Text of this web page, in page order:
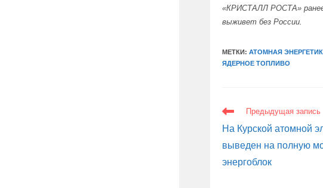
«КРИСТАЛЛ РОСТА»
выживет без России.
МЕТКИ:АТОМНАЯ
ЯДЕРНОЕ ТОПЛИВО
ЕЩЕ
СТАТЬИ
Предыдущая запись
На Курской атомной
выведен на полную
энергоблок